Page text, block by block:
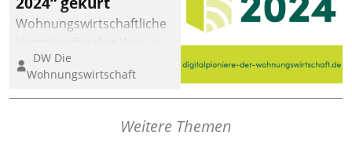
Wohnungswirtschaftliche
eine digitale Zukunft zu
finden, ist das Ziel des
Awards „Digitalpioniere
Wohnungswirtschaft“.
DW Die
Wohnungswirtschaft
Weitere Themen